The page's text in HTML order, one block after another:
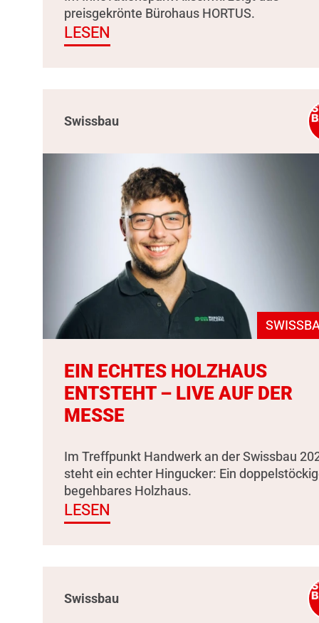
preisgekrönte Bürohaus HORTUS.
LESEN
Swissbau
EIN ECHTES HOLZHAUS
ENTSTEHT – LIVE AUF DER
MESSE
Im Treffpunkt Handwerk an der Swissbau
steht ein echter Hingucker: Ein
begehbares Holzhaus.
LESEN
Swissbau